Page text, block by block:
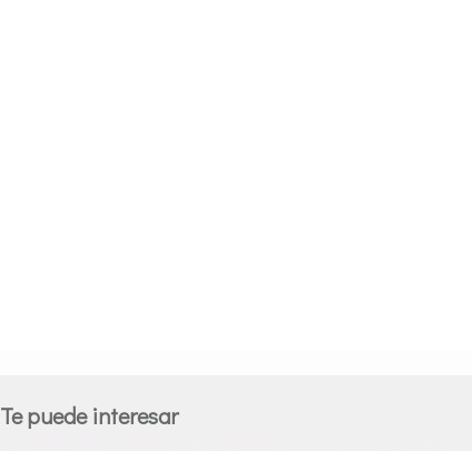
Te puede interesar